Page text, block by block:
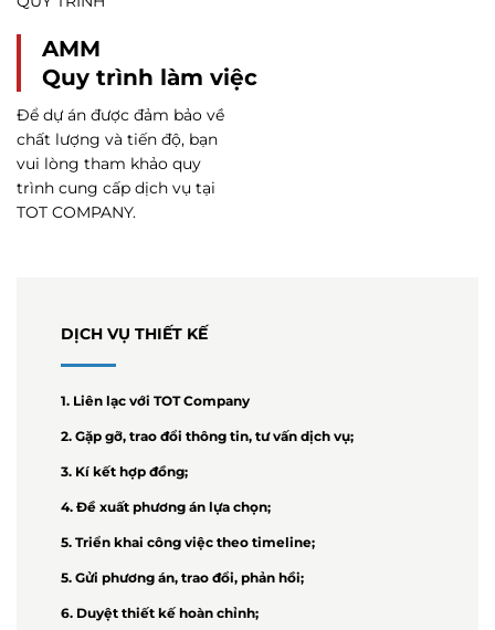
AMM
Quy trình làm việc
Để dự án được đảm bảo về
chất lượng và tiến độ, bạn
vui lòng tham khảo quy
trình cung cấp dịch vụ tại
TOT COMPANY.
DỊCH VỤ THIẾT KẾ
1. Liên lạc với TOT Company
2. Gặp gỡ, trao đổi thông tin, tư vấn dịch vụ;
3. Kí kết hợp đồng;
4. Đề xuất phương án lựa chọn;
5. Triển khai công việc theo timeline;
5. Gửi phương án, trao đổi, phản hồi;
6. Duyệt thiết kế hoàn chỉnh;